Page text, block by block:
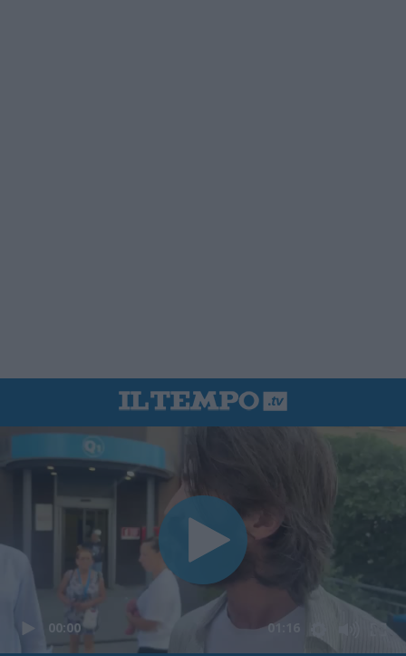
00:00 01:16